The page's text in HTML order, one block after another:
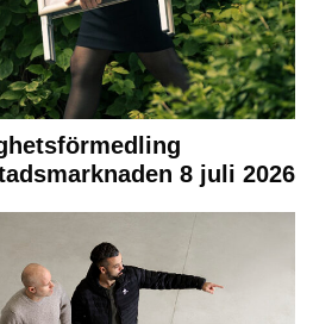
8 juli 2026